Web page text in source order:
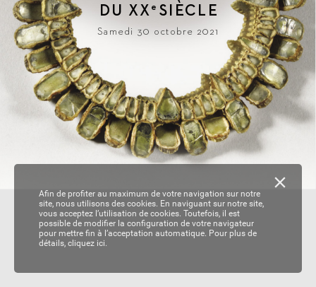
DU XX e SIÈCLE
Samedi 30 octobre 2021
Afin de profiter au maximum de votre navigation sur notre
site, nous utilisons des cookies. En naviguant sur notre site,
vous acceptez l’utilisation de cookies. Toutefois, il est
possible de modifier la configuration de votre navigateur
pour mettre fin à l’acceptation automatique. Pour plus de
détails, cliquez ici.